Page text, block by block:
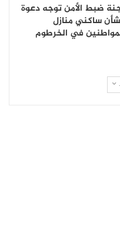
ضبط الأمن توجه دعوة
ساكني منازل
في الخرطوم